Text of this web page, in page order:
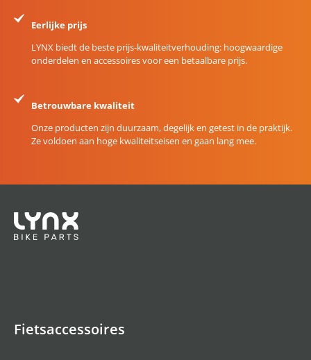
Eerlijke prijs
LYNX biedt de beste prijs-kwaliteitverhouding: hoogwaardige
onderdelen en accessoires voor een betaalbare prijs.
Betrouwbare kwaliteit
Onze producten zijn duurzaam, degelijk en getest in de praktijk.
Ze voldoen aan hoge kwaliteitseisen en gaan lang mee.
Fietsaccessoires